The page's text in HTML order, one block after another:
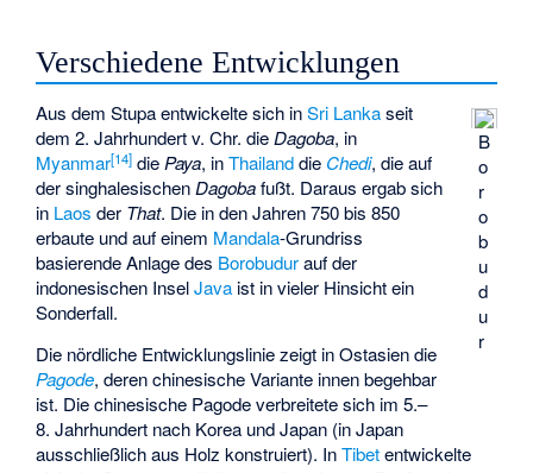
Verschiedene Entwicklungen
B
o
r
o
b
u
d
u
r
Aus dem Stupa entwickelte sich inSri Lankaseit
dem 2. Jahrhundert v. Chr. dieDagoba, in
Myanmar[14] diePaya, inThailanddie Chedi, die auf
der singhalesischenDagobafußt. Daraus ergab sich
in Laos der That. Die in den Jahren 750 bis 850
erbaute und auf einem Mandala-Grundriss
basierende Anlage des Borobudurauf der
indonesischen InselJava ist in vieler Hinsicht ein
Sonderfall.
Die nördliche Entwicklungslinie zeigt in Ostasien die
Pagode, deren chinesische Variante innen begehbar
ist. Die chinesische Pagode verbreitete sich im 5.–
8. Jahrhundert nach Korea und Japan (in Japan
ausschließlich aus Holz konstruiert). InTibetentwickelte